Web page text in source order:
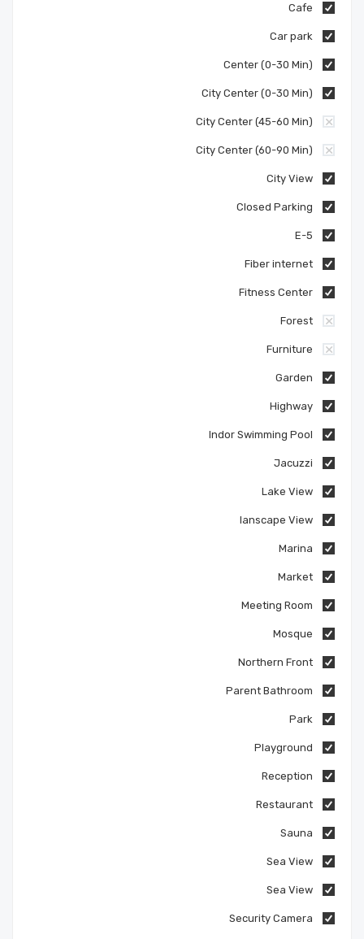
Cafe
Car park
Center (0-30 Min)
City Center (0-30 Min)
City Center (45-60 Min)
City Center (60-90 Min)
City View
Closed Parking
E-5
Fiber internet
Fitness Center
Forest
Furniture
Garden
Highway
Indor Swimming Pool
Jacuzzi
Lake View
lanscape View
Marina
Market
Meeting Room
Mosque
Northern Front
Parent Bathroom
Park
Playground
Reception
Restaurant
Sauna
Sea View
Sea View
Security Camera